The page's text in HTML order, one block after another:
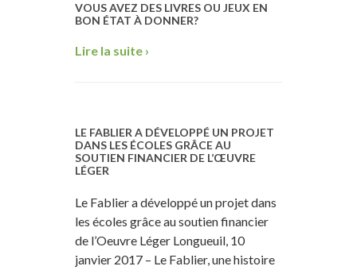
VOUS AVEZ DES LIVRES OU JEUX EN
BON ÉTAT À DONNER?
Lire la suite ›
LE FABLIER A DÉVELOPPÉ UN PROJET
DANS LES ÉCOLES GRÂCE AU
SOUTIEN FINANCIER DE L’ŒUVRE
LÉGER
Le Fablier a développé un projet dans
les écoles grâce au soutien financier
de l’Oeuvre Léger Longueuil, 10
janvier 2017 – Le Fablier, une histoire